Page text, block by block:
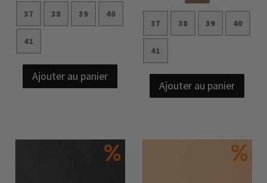
37 38 39 40
41
Ajouter au panier
37 38 39 40
41
Ajouter au panier